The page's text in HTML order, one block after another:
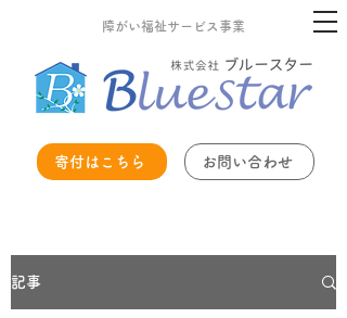
障がい福祉サービス事業
寄付はこちら お問い合わせ
記事